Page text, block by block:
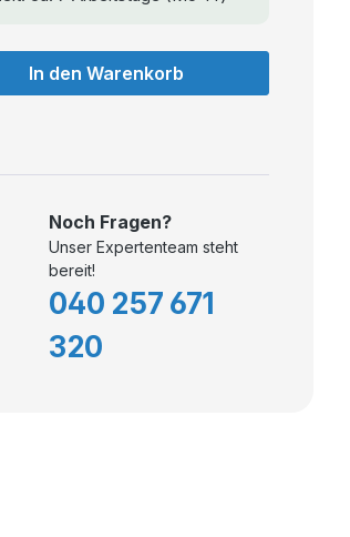
In den Warenkorb
Noch Fragen?
Unser Expertenteam steht
bereit!
040 257 671
320